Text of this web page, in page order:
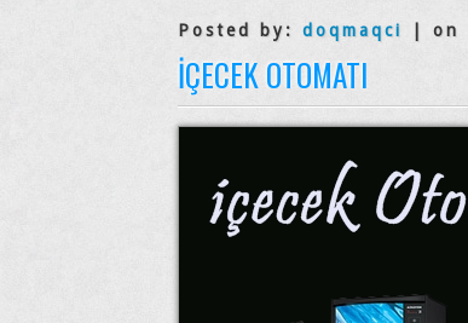
Posted by: doqmaqci | on
İÇECEK OTOMATI